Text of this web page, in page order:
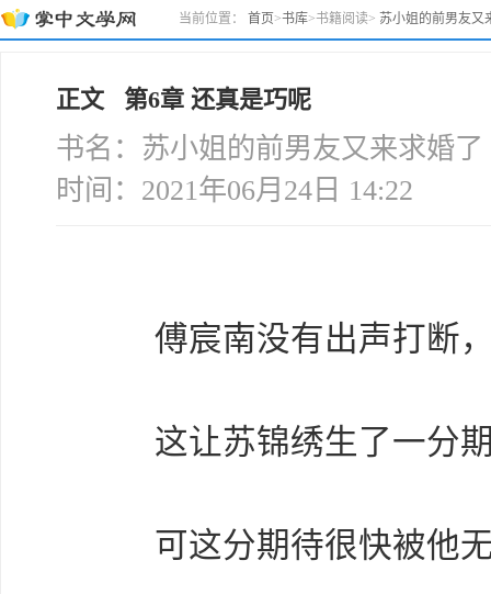
当前位置： 首页>书库>书籍阅读> 苏小姐的前男友又
正文 第6章 还真是巧呢
书名：苏小姐的前男友又来求婚
时间：2021年06月24日 14:22
傅宸南没有出声打断，
这让苏锦绣生了一分
可这分期待很快被他无